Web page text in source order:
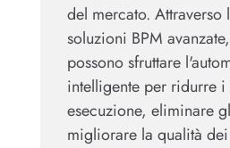
del mercato.
soluzioni BPM
possono sfruttare
intelligente per ridurre
esecuzione, eliminare
migliorare la qualità